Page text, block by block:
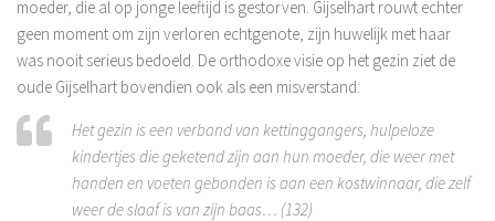
moeder, die al op jonge leeftijd is gestorven. Gijselhart rouwt echter
geen moment om zijn verloren echtgenote, zijn huwelijk met haar
was nooit serieus bedoeld. De orthodoxe visie op het gezin ziet de
oude Gijselhart bovendien ook als een misverstand:
Het gezin is een verband van kettinggangers, hulpeloze
kindertjes die geketend zijn aan hun moeder, die weer met
handen en voeten gebonden is aan een kostwinnaar, die zelf
weer de slaaf is van zijn baas… (132)